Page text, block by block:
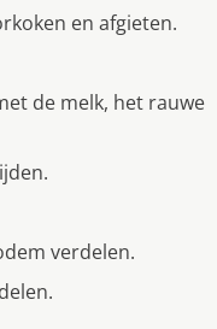
en afgieten.
de melk, het rauwe
verdelen.